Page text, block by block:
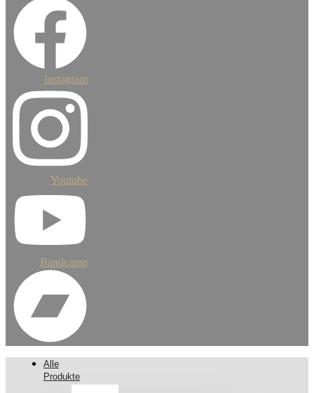
Instagram
Youtube
Bandcamp
Alle
Produkte